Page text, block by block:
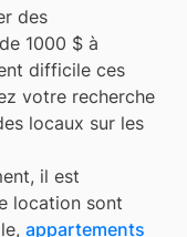
des
1000 $ à
difficile ces
votre recherche
locaux sur les
il est
location sont
appartements